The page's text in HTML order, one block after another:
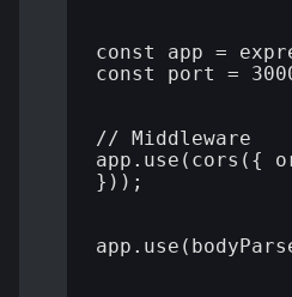
const app =
const port =
// Middleware
app.use(cors({
}));